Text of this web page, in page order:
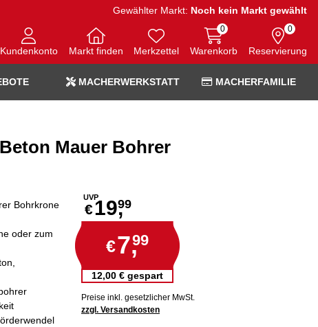
Gewählter Markt: Noch kein Markt gewählt
Kundenkonto Markt finden Merkzettel Warenkorb
0
Reservierung
0
MACHERWERKSTATT MACHERFAMILIE
Mauer Bohrer
UVP
€19,99
€7,99
12,00 € gespart
Preise inkl. gesetzlicher MwSt.
zzgl. Versandkosten
Bohrkrone
oder zum